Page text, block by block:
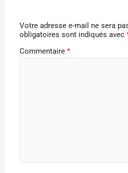
Votre adresse e-mail ne sera
obligatoires sont indiqués avec
Commentaire *